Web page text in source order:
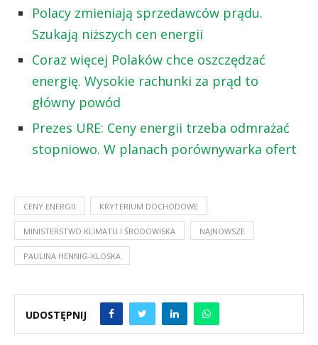
Polacy zmieniają sprzedawców prądu.
Szukają niższych cen energii
Coraz więcej Polaków chce oszczędzać
energię. Wysokie rachunki za prąd to
główny powód
Prezes URE: Ceny energii trzeba odmrażać
stopniowo. W planach porównywarka ofert
CENY ENERGII KRYTERIUM DOCHODOWE
MINISTERSTWO KLIMATU I ŚRODOWISKA NAJNOWSZE
PAULINA HENNIG-KLOSKA
UDOSTĘPNIJ